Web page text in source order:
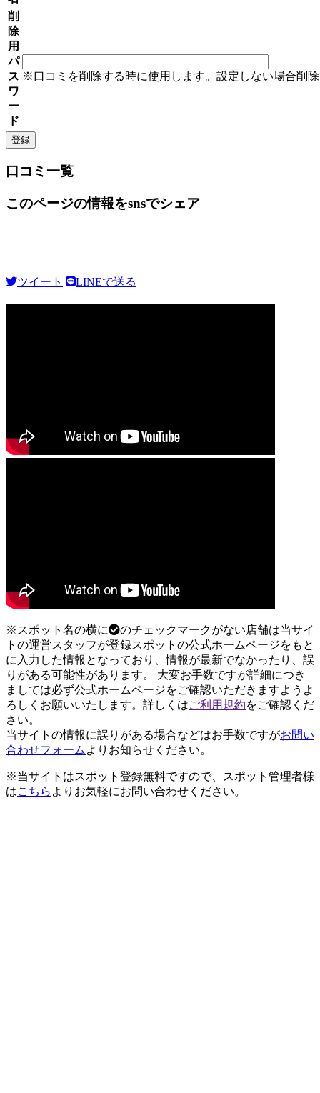
削
除
用
パ
ス
ワ
ー
ド
※口コミを削除する時に使用します。設定しない場合削
口コミ一覧
このページの情報をsnsでシェア
ツイート LINEで送る
※スポット名の横に
のチェックマークがない店舗は当サイ
トの運営スタッフが登録スポットの公式ホームページをもと
に入力した情報となっており、情報が最新でなかったり、誤
りがある可能性があります。 大変お手数ですが詳細につき
ましては必ず公式ホームページをご確認いただきますようよ
ろしくお願いいたします。詳しくはご利用規約をご確認くだ
さい。
当サイトの情報に誤りがある場合などはお手数ですがお問い
合わせフォーム よりお知らせください。
※当サイトはスポット登録無料ですので、スポット管理者様
はこちら よりお気軽にお問い合わせください。